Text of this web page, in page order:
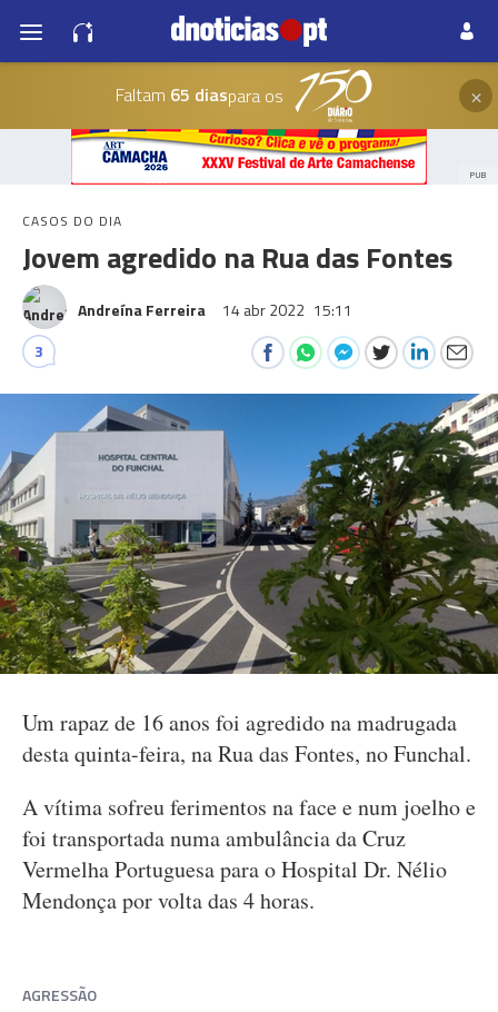
Faltam 65 diaspara os ×
PUB
CASOS DO DIA
Jovem agredido na Rua das Fontes
Andreína Ferreira 14 abr 2022 15:11
3
Um rapaz de 16 anos foi agredido na madrugada
desta quinta-feira, na Rua das Fontes, no Funchal.
A vítima sofreu ferimentos na face e num joelho e
foi transportada numa ambulância da Cruz
Vermelha Portuguesa para o Hospital Dr. Nélio
Mendonça por volta das 4 horas.
AGRESSÃO